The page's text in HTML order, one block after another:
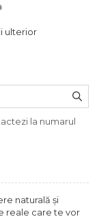
ulterior
la numarul
naturală și
reale care te vor